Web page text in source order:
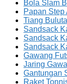
Bola Slam
Papan
Tiang
Sandsack
Sandsack
Sandsack
Gawang
Jaring
Gantungan
Raket